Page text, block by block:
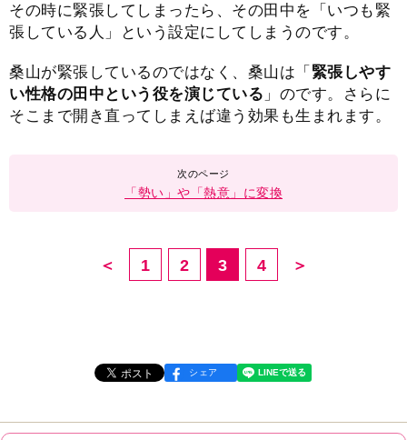
その時に緊張してしまったら、その田中を「いつも緊
張している人」という設定にしてしまうのです。
桑山が緊張しているのではなく、桑山は「 緊張しやす
い性格の田中という役を演じている 」のです。さらに
そこまで開き直ってしまえば違う効果も生まれます。
「勢い」や「熱意」に変換
＜ 1 2 3 4 ＞
シェア